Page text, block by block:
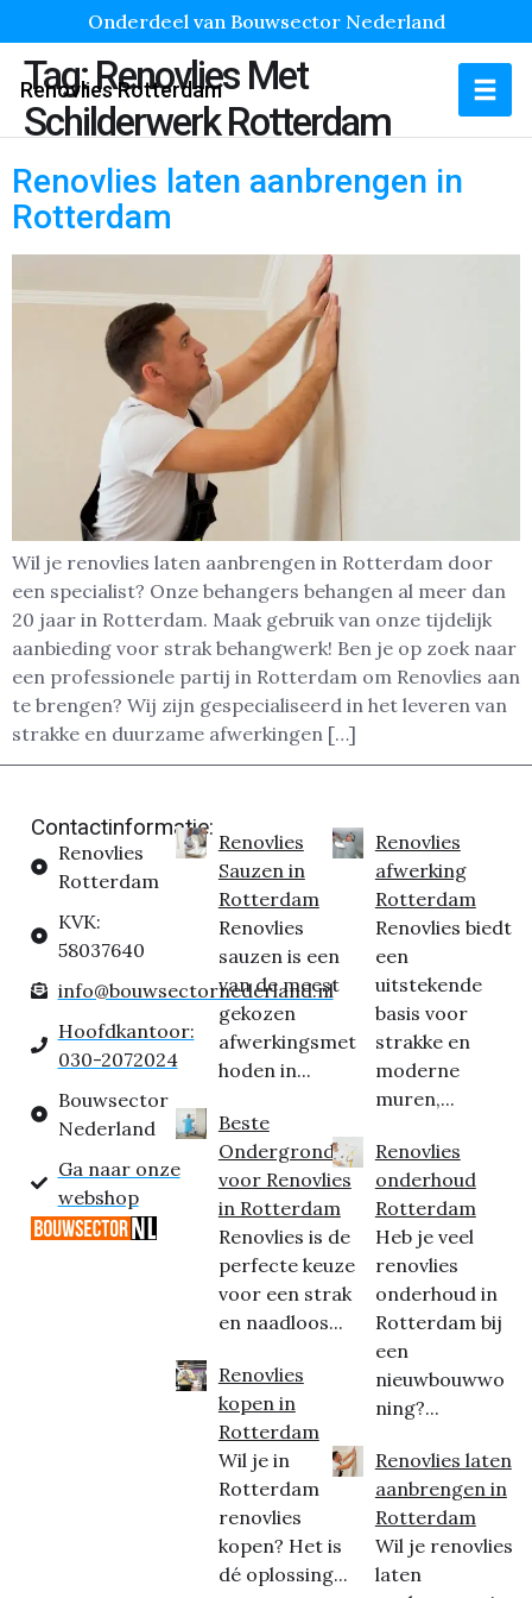
Onderdeel van Bouwsector Nederland
Renovlies Rotterdam
Tag:Renovlies Met
Schilderwerk Rotterdam
Renovlies laten aanbrengen in
Rotterdam
Wil je renovlies laten aanbrengen in Rotterdam door
een specialist? Onze behangers behangen al meer dan
20 jaar in Rotterdam. Maak gebruik van onze tijdelijk
aanbieding voor strak behangwerk! Ben je op zoek naar
een professionele partij in Rotterdam om Renovlies aan
te brengen? Wij zijn gespecialiseerd in het leveren van
strakke en duurzame afwerkingen […]
Contactinformatie:
Renovlies
Rotterdam
KVK:
58037640
info@bouwsectornederland.nl
Hoofdkantoor:
030-2072024
Bouwsector
Nederland
Ga naar onze
webshop
Renovlies
Sauzen in
Rotterdam
Renovlies
sauzen is een
van de meest
gekozen
afwerkingsmet
hoden in...
Beste
Ondergrond
voor Renovlies
in Rotterdam
Renovlies is de
perfecte keuze
voor een strak
en naadloos...
Renovlies
kopen in
Rotterdam
Wil je in
Rotterdam
renovlies
kopen? Het is
dé oplossing...
Renovlies
afwerking
Rotterdam
Renovlies biedt
een
uitstekende
basis voor
strakke en
moderne
muren,...
Renovlies
onderhoud
Rotterdam
Heb je veel
renovlies
onderhoud in
Rotterdam bij
een
nieuwbouwwo
ning?...
Renovlies laten
aanbrengen in
Rotterdam
Wil je renovlies
laten